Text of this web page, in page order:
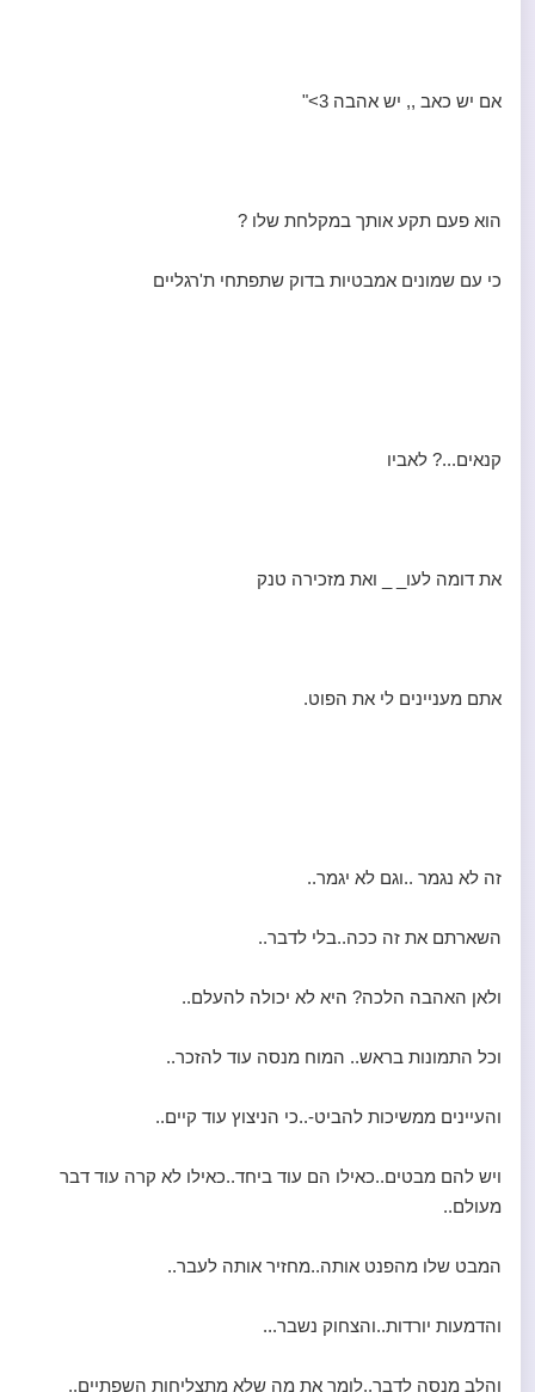
אם יש כאב ,, יש אהבה 3>"
הוא פעם תקע אותך במקלחת שלו ?
כי עם שמונים אמבטיות בדוק שתפתחי ת'רגליים
קנאים...? לאביו
את דומה לעו_ _ ואת מזכירה טנק
אתם מעניינים לי את הפוט.
זה לא נגמר ..וגם לא יגמר..
השארתם את זה ככה..בלי לדבר..
ולאן האהבה הלכה? היא לא יכולה להעלם..
וכל התמונות בראש.. המוח מנסה עוד להזכר..
והעיינים ממשיכות להביט-..כי הניצוץ עוד קיים..
ויש להם מבטים..כאילו הם עוד ביחד..כאילו לא קרה עוד דבר
מעולם..
המבט שלו מהפנט אותה..מחזיר אותה לעבר..
והדמעות יורדות..והצחוק נשבר...
והלב מנסה לדבר..לומר את מה שלא מתצליחות השפתיים..